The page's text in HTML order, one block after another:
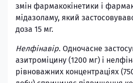
змін фармакокінетики і
мідазоламу, який
доза 15 мг.
Нелфінавір. Одночасне
азитроміцину (1200 мг) і
рівноважних концентраціях